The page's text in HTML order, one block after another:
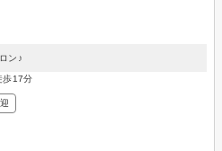
ン♪
歩17分